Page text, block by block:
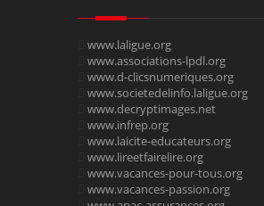
www.laligue.org
www.associations-lpdl.org
www.d-clicsnumeriques.org
www.societedelinfo.laligue.org
www.decryptimages.net
www.infrep.org
www.laicite-educateurs.org
www.lireetfairelire.org
www.vacances-pour-tous.org
www.vacances-passion.org